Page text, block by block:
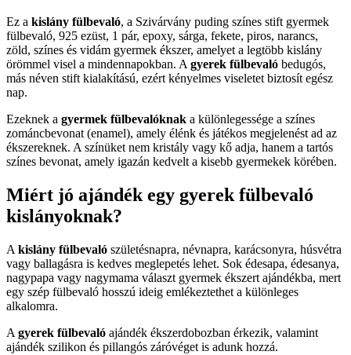
Ez a kislány fülbevaló, a Szivárvány puding színes stift gyermek
fülbevaló, 925 ezüst, 1 pár, epoxy, sárga, fekete, piros, narancs,
zöld, színes és vidám gyermek ékszer, amelyet a legtöbb kislány
örömmel visel a mindennapokban. A gyerek fülbevaló bedugós,
más néven stift kialakítású, ezért kényelmes viseletet biztosít egész
nap.
Ezeknek a gyermek fülbevalóknak a különlegessége a színes
zománcbevonat (enamel), amely élénk és játékos megjelenést ad az
ékszereknek. A színüket nem kristály vagy kő adja, hanem a tartós
színes bevonat, amely igazán kedvelt a kisebb gyermekek körében.
Miért jó ajándék egy gyerek fülbevaló
kislányoknak?
A kislány fülbevaló születésnapra, névnapra, karácsonyra, húsvétra
vagy ballagásra is kedves meglepetés lehet. Sok édesapa, édesanya,
nagypapa vagy nagymama választ gyermek ékszert ajándékba, mert
egy szép fülbevaló hosszú ideig emlékeztethet a különleges
alkalomra.
A gyerek fülbevaló ajándék ékszerdobozban érkezik, valamint
ajándék szilikon és pillangós záróvéget is adunk hozzá.